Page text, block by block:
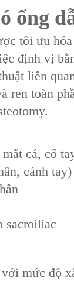
ống
tối ưu
định vị
liên
ren toàn
cá, cổ
cánh tay)
sacroiliac
mức độ